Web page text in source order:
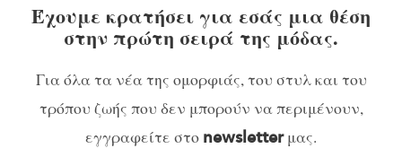
Έχουμε κρατήσει για εσάς μια θέση
στην πρώτη σειρά της μόδας.
Για όλα τα νέα της ομορφιάς, του στυλ και του
τρόπου ζωής που δεν μπορούν να περιμένουν,
εγγραφείτε στο newsletterμας.